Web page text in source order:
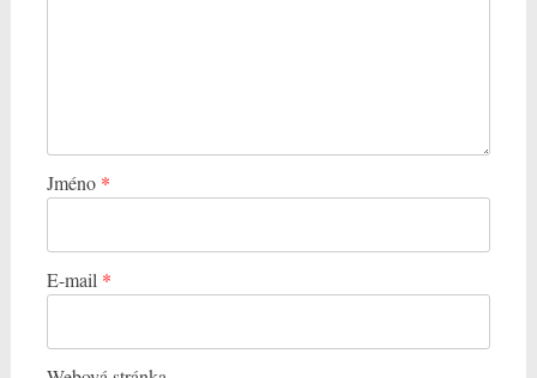
Jméno *
E-mail *